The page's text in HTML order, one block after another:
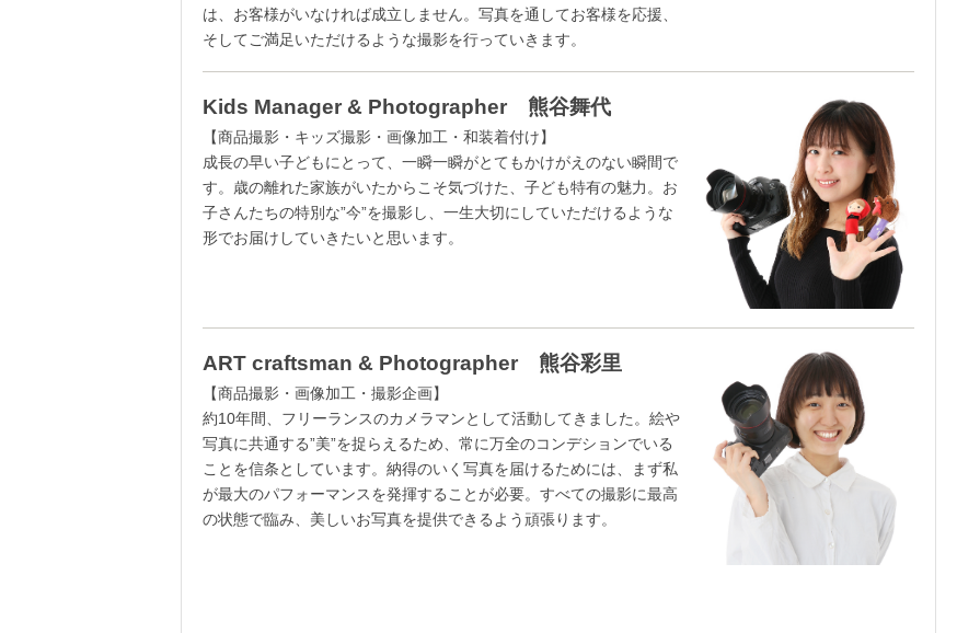
は、お客様がいなければ成立しません。写真を通してお客様を応援、
そしてご満足いただけるような撮影を行っていきます。
Kids Manager & Photographer 熊谷舞代
【商品撮影・キッズ撮影・画像加工・和装着付け】
成長の早い子どもにとって、一瞬一瞬がとてもかけがえのない瞬間で
す。歳の離れた家族がいたからこそ気づけた、子ども特有の魅力。お
子さんたちの特別な”今”を撮影し、一生大切にしていただけるような
形でお届けしていきたいと思います。
ART craftsman & Photographer 熊谷彩里
【商品撮影・画像加工・撮影企画】
約10年間、フリーランスのカメラマンとして活動してきました。絵や
写真に共通する”美”を捉らえるため、常に万全のコンデションでいる
ことを信条としています。納得のいく写真を届けるためには、まず私
が最大のパフォーマンスを発揮することが必要。すべての撮影に最高
の状態で臨み、美しいお写真を提供できるよう頑張ります。